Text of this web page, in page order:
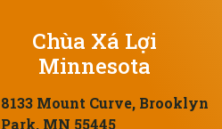
Chùa Xá Lợi
Minnesota
8133 Mount Curve, Brooklyn
Park, MN 55445